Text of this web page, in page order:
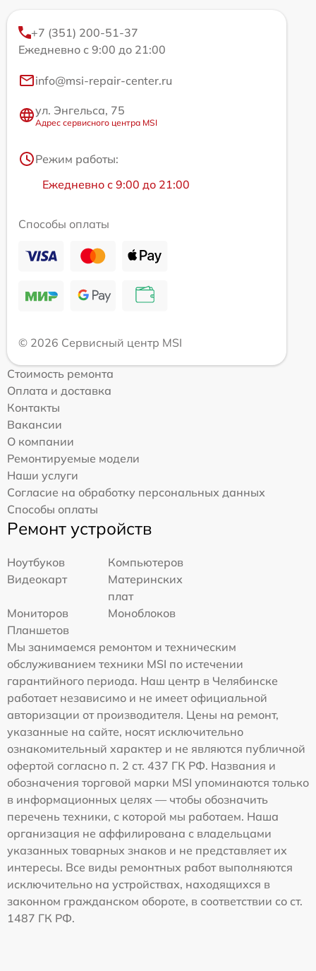
+7 (351) 200-51-37
Ежедневно с 9:00 до 21:00
info@msi-repair-center.ru
ул. Энгельса, 75
Адрес сервисного центра MSI
Режим работы:
Ежедневно с 9:00 до 21:00
Способы оплаты
© 2026 Сервисный центр MSI
Стоимость ремонта
Оплата и доставка
Контакты
Вакансии
О компании
Ремонтируемые модели
Наши услуги
Согласие на обработку персональных данных
Способы оплаты
Ремонт устройств
Ноутбуков
Компьютеров
Видеокарт
Материнских
плат
Мониторов
Моноблоков
Планшетов
Мы занимаемся ремонтом и техническим
обслуживанием техники MSI по истечении
гарантийного периода. Наш центр в Челябинске
работает независимо и не имеет официальной
авторизации от производителя. Цены на ремонт,
указанные на сайте, носят исключительно
ознакомительный характер и не являются публичной
офертой согласно п. 2 ст. 437 ГК РФ. Названия и
обозначения торговой марки MSI упоминаются только
в информационных целях — чтобы обозначить
перечень техники, с которой мы работаем. Наша
организация не аффилирована с владельцами
указанных товарных знаков и не представляет их
интересы. Все виды ремонтных работ выполняются
исключительно на устройствах, находящихся в
законном гражданском обороте, в соответствии со ст.
1487 ГК РФ.